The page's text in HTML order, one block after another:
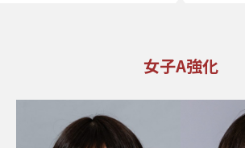
女子A強化